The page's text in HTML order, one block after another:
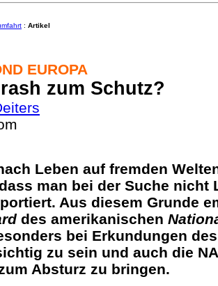
: Artikel
EUROPA
zum Schutz?
Leben auf fremden
man bei der Suche nicht
Aus diesem Grunde
des amerikanischen
bei Erkundungen
zu sein und auch die
Absturz zu bringen.